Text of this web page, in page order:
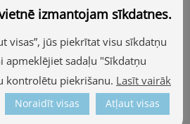
izmantojam sīkdatnes.
visas”, jūs piekrītat visu sīkdatņu
apmeklējiet sadaļu "Sīkdatņu
kontrolētu piekrišanu. Lasīt vairāk
Noraidīt visas Atļaut visas